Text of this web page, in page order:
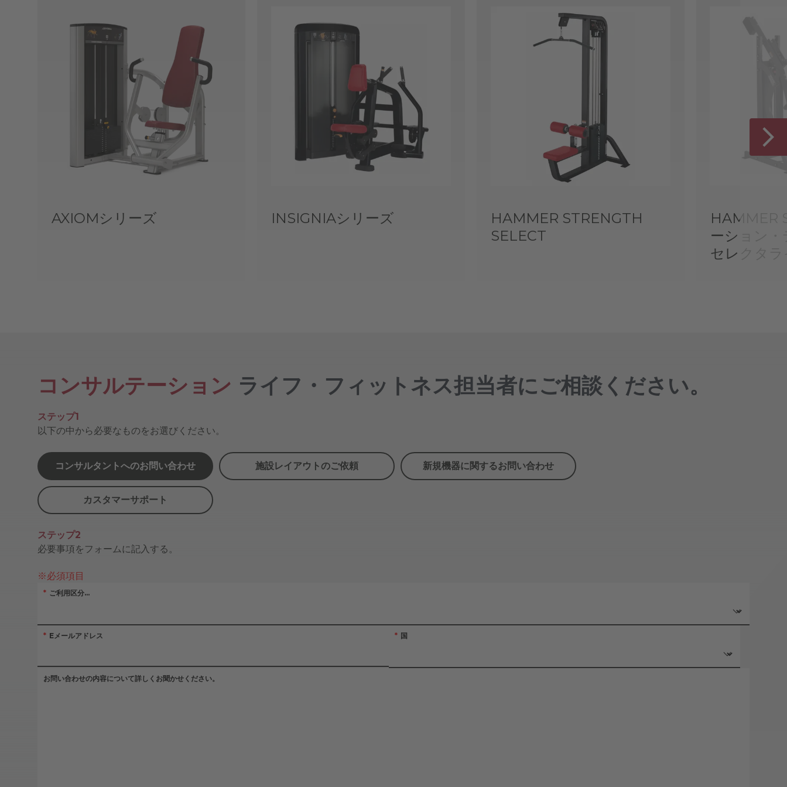
AXIOMシリーズ INSIGNIAシリーズ
HAMMER STRENGTH
SELECT
HAMMER
ーション
セレクタ
コンサルテーション ライフ・フィットネス担当者にご相談ください。
ステップ1
以下の中から必要なものをお選びください。
コンサルタントへのお問い合わせ 施設レイアウトのご依頼 新規機器に関するお問い合わせ
カスタマーサポート
ステップ2
必要事項をフォームに記入する。